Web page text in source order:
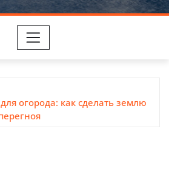
огорода: как сделать землю